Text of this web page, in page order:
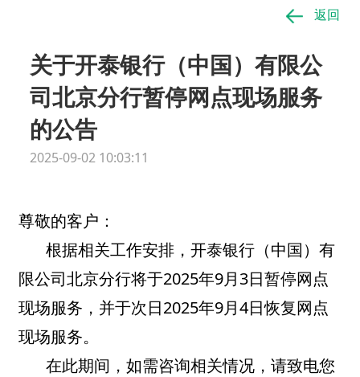
返回
关于开泰银行（中国）有限公
司北京分行暂停网点现场服务
的公告
2025-09-02 10:03:11
尊敬的客户：
根据相关工作安排，开泰银行（中国）有
限公司北京分行将于2025年9月3日暂停网点
现场服务，并于次日2025年9月4日恢复网点
现场服务。
在此期间，如需咨询相关情况，请致电您